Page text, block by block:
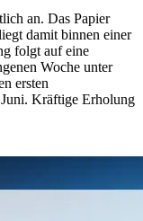
an. Das Papier
damit binnen einer
folgt auf eine
Woche unter
ersten
Kräftige Erholung